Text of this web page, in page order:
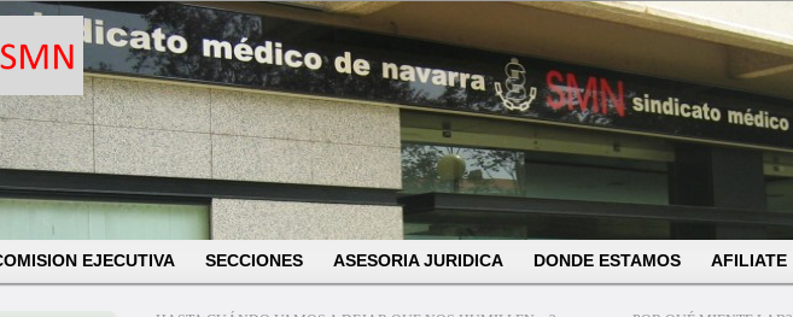
EJECUTIVA SECCIONES ASESORIA JURIDICA DONDE ESTAMOS AFILIATE